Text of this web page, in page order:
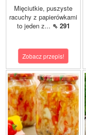
Mięciutkie, puszyste
racuchy z papierówkami
to jeden z... ⇖ 291
Zobacz przepis!